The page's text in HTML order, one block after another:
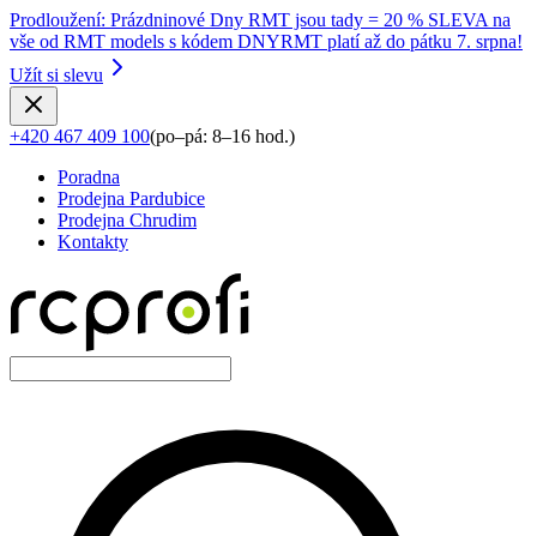
Prodloužení: Prázdninové Dny RMT jsou tady = 20 % SLEVA na
vše od RMT models s kódem DNYRMT platí až do pátku 7. srpna!
Užít si slevu
+420 467 409 100(po–pá: 8–16 hod.)
Poradna
Prodejna Pardubice
Prodejna Chrudim
Kontakty